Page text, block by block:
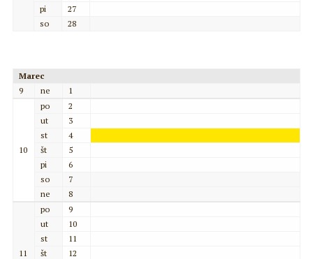
pi
27
so
28
Marec
9
ne 1
10
po
2
ut
3
st
4
št
5
pi
6
so
7
ne
8
11
po
9
ut
10
st
11
št
12